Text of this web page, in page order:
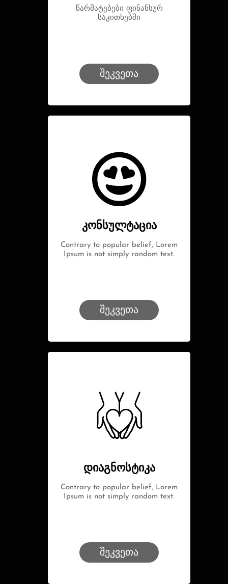
წარმატებები ფინანსურ
საკითხებში
შეკვეთა
კონსულტაცია
Contrary to popular belief, Lorem
Ipsum is not simply random text.
შეკვეთა
დიაგნოსტიკა
Contrary to popular belief, Lorem
Ipsum is not simply random text.
შეკვეთა